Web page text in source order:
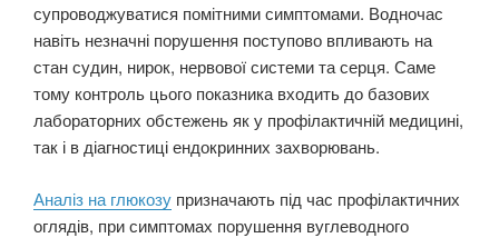
супроводжуватися помітними симптомами. Водночас
навіть незначні порушення поступово впливають на
стан судин, нирок, нервової системи та серця. Саме
тому контроль цього показника входить до базових
лабораторних обстежень як у профілактичній медицині,
так і в діагностиці ендокринних захворювань.
Аналіз на глюкозу призначають під час профілактичних
оглядів, при симптомах порушення вуглеводного